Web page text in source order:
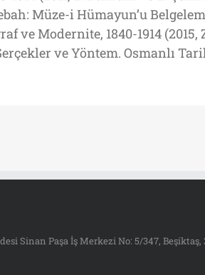
Müze-i Hümayun’u
ve Modernite, 1840-1914
ve Yöntem. Osmanlı
Sinan Paşa İş Merkezi No: 5/347,